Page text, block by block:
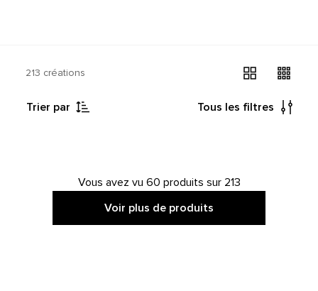
213 créations
Trier par Tous les filtres
Vous avez vu 60 produits sur 213
Voir plus de produits